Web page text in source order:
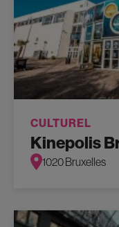
CULTUREL
Kinepolis
1020 Bruxelles